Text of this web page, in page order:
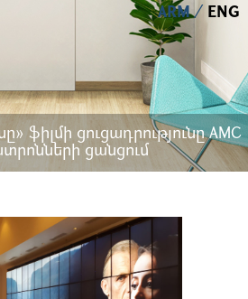
ARM ENG
ցուցադրությունը AMC
ցանցում